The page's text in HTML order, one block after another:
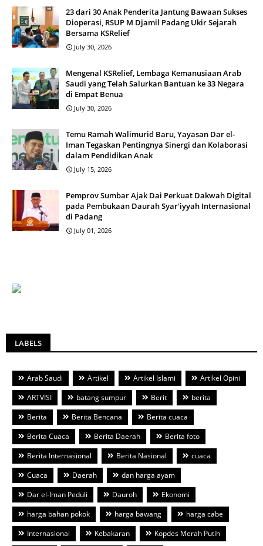
23 dari 30 Anak Penderita Jantung Bawaan Sukses
Dioperasi, RSUP M Djamil Padang Ukir Sejarah
Bersama KSRelief
July 30, 2026
Mengenal KSRelief, Lembaga Kemanusiaan Arab
Saudi yang Telah Salurkan Bantuan ke 33 Negara
di Empat Benua
July 30, 2026
Temu Ramah Walimurid Baru, Yayasan Dar el-
Iman Tegaskan Pentingnya Sinergi dan Kolaborasi
dalam Pendidikan Anak
July 15, 2026
Pemprov Sumbar Ajak Dai Perkuat Dakwah Digital
pada Pembukaan Daurah Syar'iyyah Internasional
di Padang
July 01, 2026
LABELS
Arab Saudi Artikel Artikel Islami
Artikel Opini
ARTVISI
batang sumpur Berit
berita
Berita
Berita Bencana
Berita cuaca
Berita Cuaca
Berita Daerah
Berita foto
Berita Internasional
Berita Nasional
cuaca
Cuaca
Daerah
dan harga ayam
Dar el-Iman Peduli
Dauroh
Ekonomi
harga bahan pokok
harga bawang
harga cabe
Internasional
Kebakaran
Kopdes Merah Putih